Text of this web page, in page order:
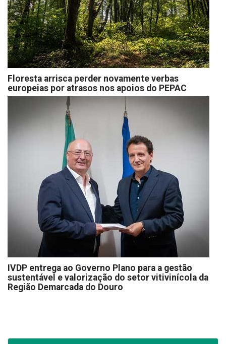
Floresta arrisca perder novamente verbas
europeias por atrasos nos apoios do PEPAC
IVDP entrega ao Governo Plano para a gestão
sustentável e valorização do setor vitivinícola da
Região Demarcada do Douro